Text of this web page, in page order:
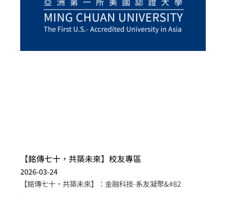
【銘傳七十，共築未來】校友專區
2026-03-24
【銘傳七十，共築未來】：金融科技-系友凝聚&#82